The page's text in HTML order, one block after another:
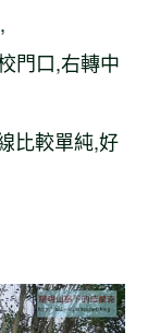
門口,右轉中
比較單純,好